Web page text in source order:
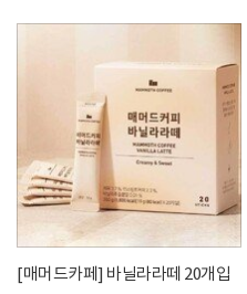
[매머드카페] 바닐라라떼 20개입